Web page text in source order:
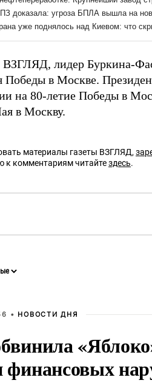
ВЗГЛЯД, лидер Буркина-
Победы в Москве.
на 80-летие Победы в
в Москву.
материалы газеты ВЗГЛЯД,
к комментариям читайтездесь.
• НОВОСТИ ДНЯ
финансовых